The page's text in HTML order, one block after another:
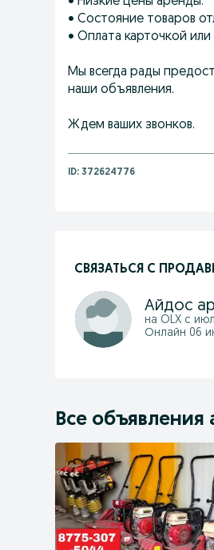
• Состояние товаров
• Оплата карточкой
Мы всегда рады
наши объявления.
Ждем ваших звонков.
ID: 372624776
СВЯЗАТЬСЯ С
Айдос
на OLX с
Онлайн 06
Все объявления